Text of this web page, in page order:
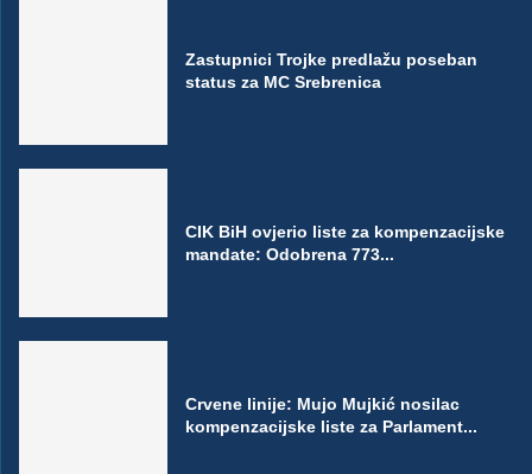
Zastupnici Trojke predlažu poseban
status za MC Srebrenica
CIK BiH ovjerio liste za kompenzacijske
mandate: Odobrena 773...
Crvene linije: Mujo Mujkić nosilac
kompenzacijske liste za Parlament...